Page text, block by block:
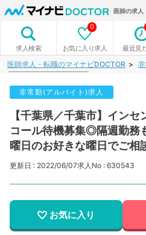
医師の求人
求人検索 お気に入り求人
0
最近見
医師求人・転職のマイナビDOCTOR
非常勤(アルバイト)求人
【千葉県／千葉市】イン
コール待機募集◎隔週勤務
曜日のお好きな曜日でご相
更新日 : 2022/06/07求人No : 630543
お気に入り